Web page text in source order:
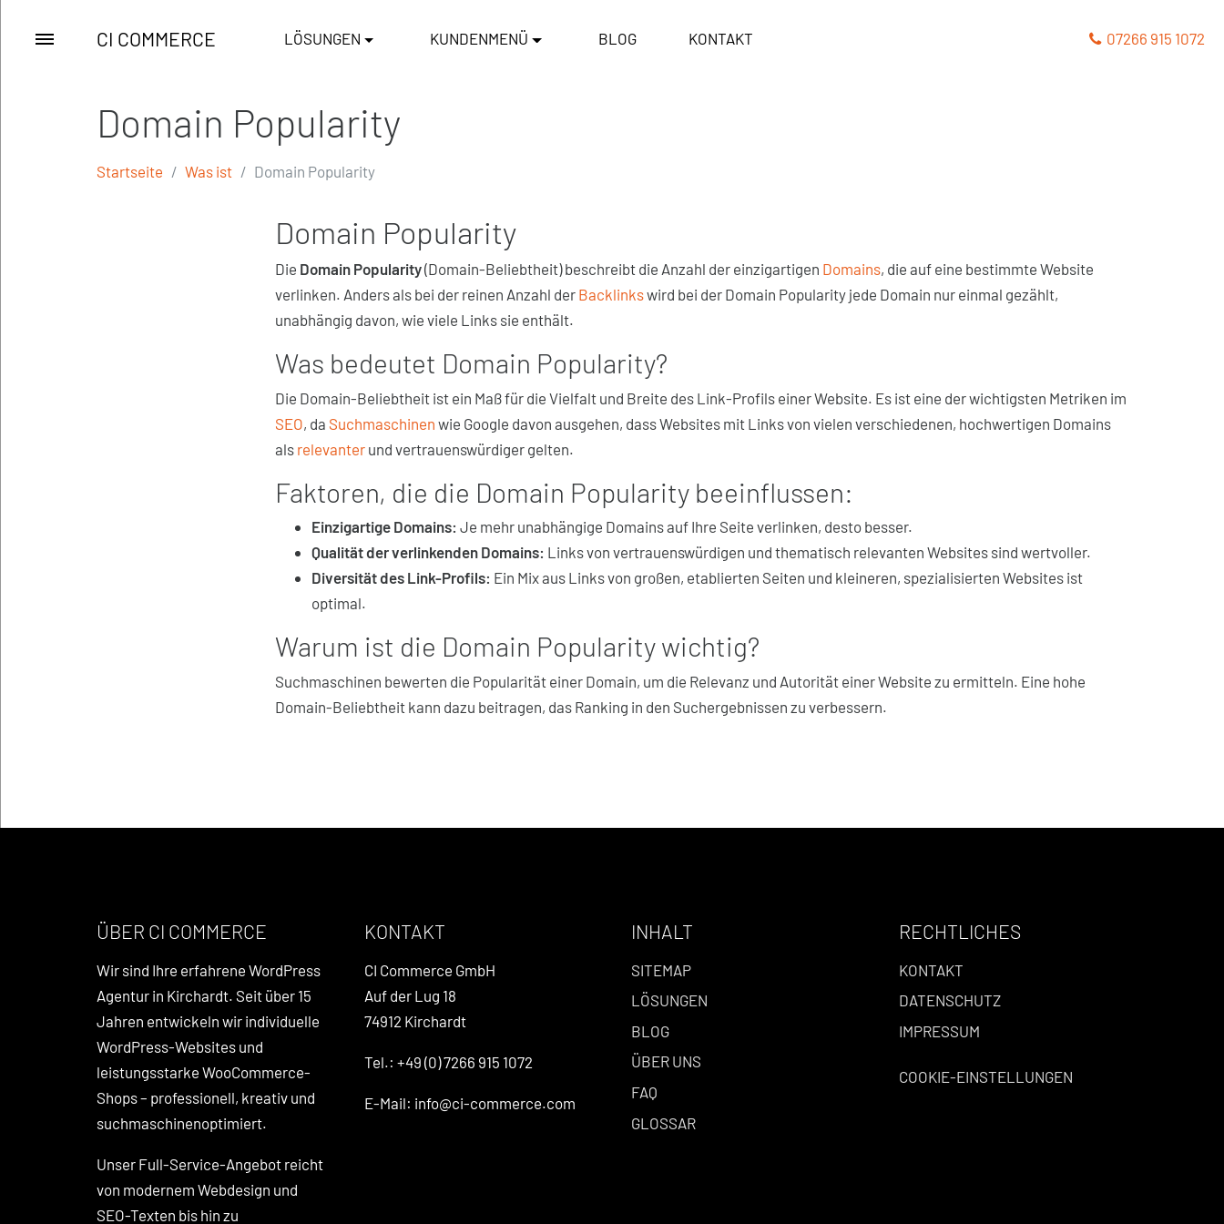
CI COMMERCE 07266 915 1072
LÖSUNGEN KUNDENMENÜ BLOG KONTAKT
Domain Popularity
Startseite Was ist Domain Popularity
Domain Popularity
Die Domain Popularity(Domain-Beliebtheit) beschreibt die Anzahl der einzigartigen Domains, die auf eine bestimmte Website
verlinken. Anders als bei der reinen Anzahl der Backlinkswird bei der Domain Popularity jede Domain nur einmal gezählt,
unabhängig davon, wie viele Links sie enthält.
Was bedeutet Domain Popularity?
Die Domain-Beliebtheit ist ein Maß für die Vielfalt und Breite des Link-Profils einer Website. Es ist eine der wichtigsten Metriken im
SEO, da Suchmaschinen wie Google davon ausgehen, dass Websites mit Links von vielen verschiedenen, hochwertigen Domains
als relevanter und vertrauenswürdiger gelten.
Faktoren, die die Domain Popularity beeinflussen:
Einzigartige Domains: Je mehr unabhängige Domains auf Ihre Seite verlinken, desto besser.
Qualität der verlinkenden Domains: Links von vertrauenswürdigen und thematisch relevanten Websites sind wertvoller.
Diversität des Link-Profils: Ein Mix aus Links von großen, etablierten Seiten und kleineren, spezialisierten Websites ist
optimal.
Warum ist die Domain Popularity wichtig?
Suchmaschinen bewerten die Popularität einer Domain, um die Relevanz und Autorität einer Website zu ermitteln. Eine hohe
Domain-Beliebtheit kann dazu beitragen, das Ranking in den Suchergebnissen zu verbessern.
ÜBER CI COMMERCE
Wir sind Ihre erfahrene WordPress
Agentur in Kirchardt. Seit über 15
Jahren entwickeln wir individuelle
WordPress-Websites und
leistungsstarke WooCommerce-
Shops – professionell, kreativ und
suchmaschinenoptimiert.
Unser Full-Service-Angebot reicht
von modernem Webdesign und
SEO-Texten bis hin zu
KONTAKT
CI Commerce GmbH
Auf der Lug 18
74912 Kirchardt
Tel.: +49 (0) 7266 915 1072
E-Mail: info@ci-commerce.com
INHALT
SITEMAP
LÖSUNGEN
BLOG
ÜBER UNS
FAQ
GLOSSAR
RECHTLICHES
KONTAKT
DATENSCHUTZ
IMPRESSUM
COOKIE-EINSTELLUNGEN